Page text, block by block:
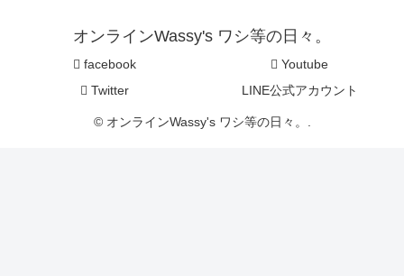
オンラインWassy's ワシ等の日々。
facebook
Youtube
Twitter
LINE公式アカウント
© オンラインWassy's ワシ等の日々。.